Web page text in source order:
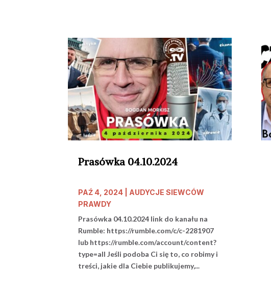
Prasówka 04.10.2024
PAŹ 4, 2024
AUDYCJE SIEWCÓW
PRAWDY
Prasówka 04.10.2024 link do kanału na
Rumble: https://rumble.com/c/c-2281907
lub https://rumble.com/account/content?
type=all Jeśli podoba Ci się to, co robimy i
treści, jakie dla Ciebie publikujemy,...